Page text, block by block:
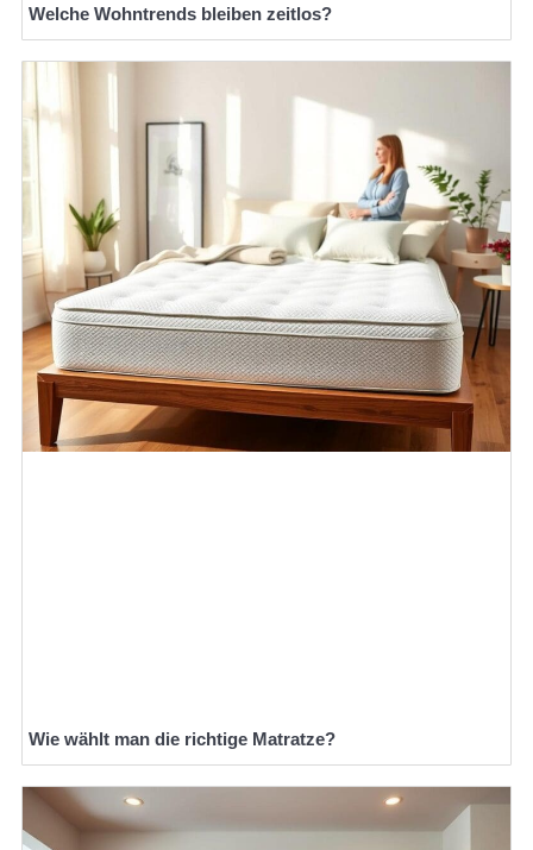
Welche Wohntrends bleiben zeitlos?
Wie wählt man die richtige Matratze?